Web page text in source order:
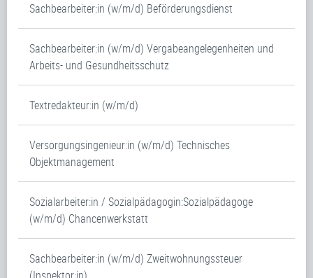
Sachbearbeiter:in (w/m/d) Beförderungsdienst
Sachbearbeiter:in (w/m/d) Vergabeangelegenheiten und
Arbeits- und Gesundheitsschutz
Textredakteur:in (w/m/d)
Versorgungsingenieur:in (w/m/d) Technisches
Objektmanagement
Sozialarbeiter:in / Sozialpädagogin:Sozialpädagoge
(w/m/d) Chancenwerkstatt
Sachbearbeiter:in (w/m/d) Zweitwohnungssteuer